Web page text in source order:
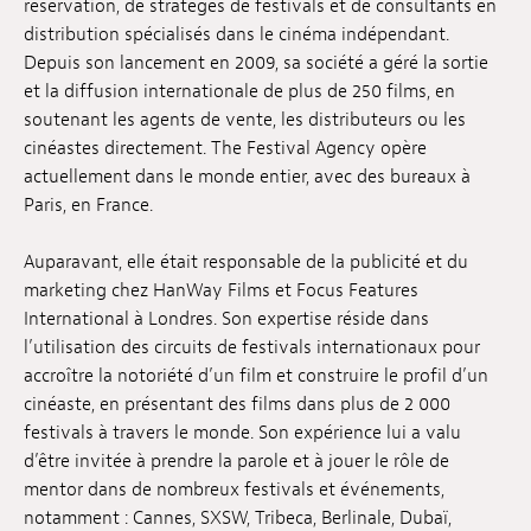
Emplois
Soumissions
Archives
Publications
réservation, de stratèges de festivals et de consultants en
distribution spécialisés dans le cinéma indépendant.
Depuis son lancement en 2009, sa société a géré la sortie
et la diffusion internationale de plus de 250 films, en
soutenant les agents de vente, les distributeurs ou les
cinéastes directement. The Festival Agency opère
actuellement dans le monde entier, avec des bureaux à
Paris, en France.
Auparavant, elle était responsable de la publicité et du
marketing chez HanWay Films et Focus Features
International à Londres. Son expertise réside dans
l’utilisation des circuits de festivals internationaux pour
accroître la notoriété d’un film et construire le profil d’un
cinéaste, en présentant des films dans plus de 2 000
festivals à travers le monde. Son expérience lui a valu
d’être invitée à prendre la parole et à jouer le rôle de
mentor dans de nombreux festivals et événements,
notamment : Cannes, SXSW, Tribeca, Berlinale, Dubaï,